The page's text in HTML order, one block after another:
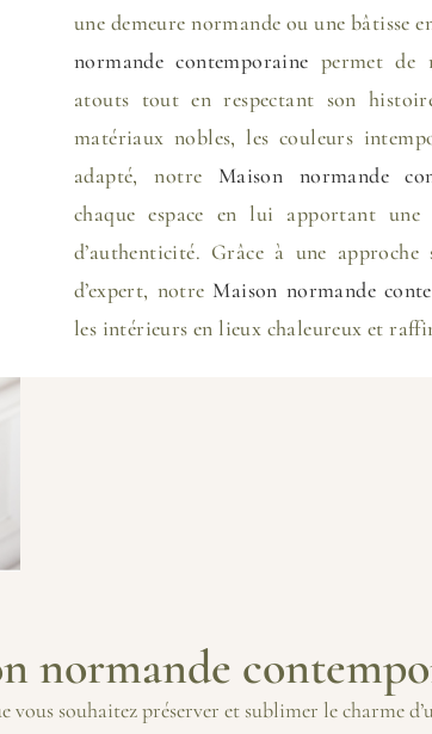
une demeure normande ou une bâtisse
normande contemporaine permet de
atouts tout en respectant son
matériaux nobles, les couleurs
adapté, notre Maison normande
chaque espace en lui apportant une
d’authenticité. Grâce à une
d’expert, notre Maison normande
les intérieurs en lieux chaleureux et
normande
vous souhaitez préserver et sublimer le charme